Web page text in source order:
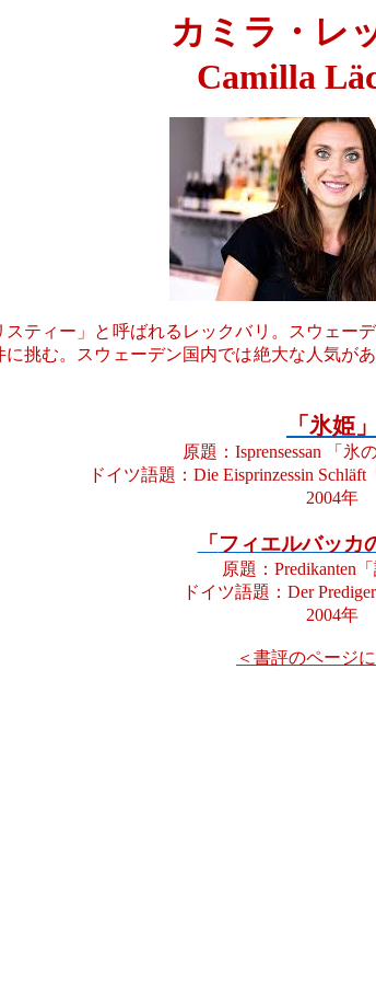
カミラ・レ
Camilla Lä
スティー」と呼ばれるレックバリ。スウェ
挑む。スウェーデン国内では絶大な人気が
「氷姫」
原題： Isprensessan
「氷
ドイツ語題： Die Eisprinzessin Schläft
2004年
「 フィエルバッカ
原題： Predikanten
ドイツ語題： DerPrediger
2004年
＜ 書評のページに